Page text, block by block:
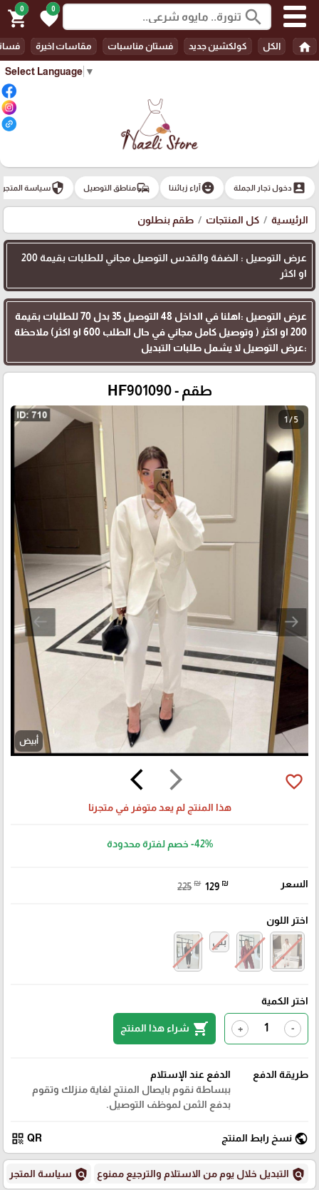
Select Language ▼
search
0
favorite
0
shopping_cart
home الكل كولكشين جديد فستان مناسبات مقاسات اخيرة
account_boxدخول تجار الجملة emoji_emotionsآراء زبائننا commuteمناطق التوصيل securityسياسة المتجر
الرئيسية كل المنتجات طقم بنطلون
عرض التوصيل : الضفة والقدس التوصيل مجاني للطلبات بقيمة 200
او اكثر
عرض التوصيل :اهلنا في الداخل 48 التوصيل 35 بدل 70 للطلبات بقيمة
200 او اكثر ( وتوصيل كامل مجاني في حال الطلب 600 او اكثر) ملاحظة
:عرض التوصيل لا يشمل طلبات التبديل
طقم - HF901090
1 / 5
أبيض
arrow_forward_ios
arrow_back_ios favorite_border
هذا المنتج لم يعد متوفر في متجرنا
-42% خصم لفترة محدودة
السعر 225 ₪ 129 ₪
اختر اللون
بني
اختر الكمية
-
+
shopping_cart شراء هذا المنتج
طريقة الدفع
الدفع عند الإستلام
ببساطة نقوم بايصال المنتج لغاية منزلك وتقوم
بدفع الثمن لموظف التوصيل.
public نسخ رابط المنتج QR
qr_code
policy التبديل خلال يوم من الاستلام والترجيع ممنوع policy سياسة المتجر